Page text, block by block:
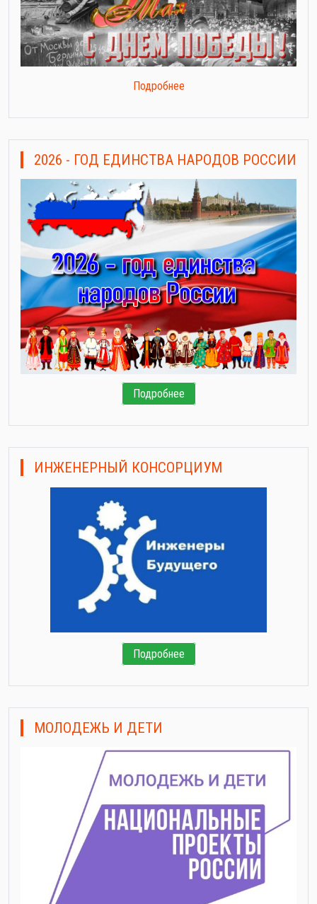
Подробнее
2026 - ГОД ЕДИНСТВА НАРОДОВ РОССИИ
Подробнее
ИНЖЕНЕРНЫЙ КОНСОРЦИУМ
Подробнее
МОЛОДЕЖЬ И ДЕТИ